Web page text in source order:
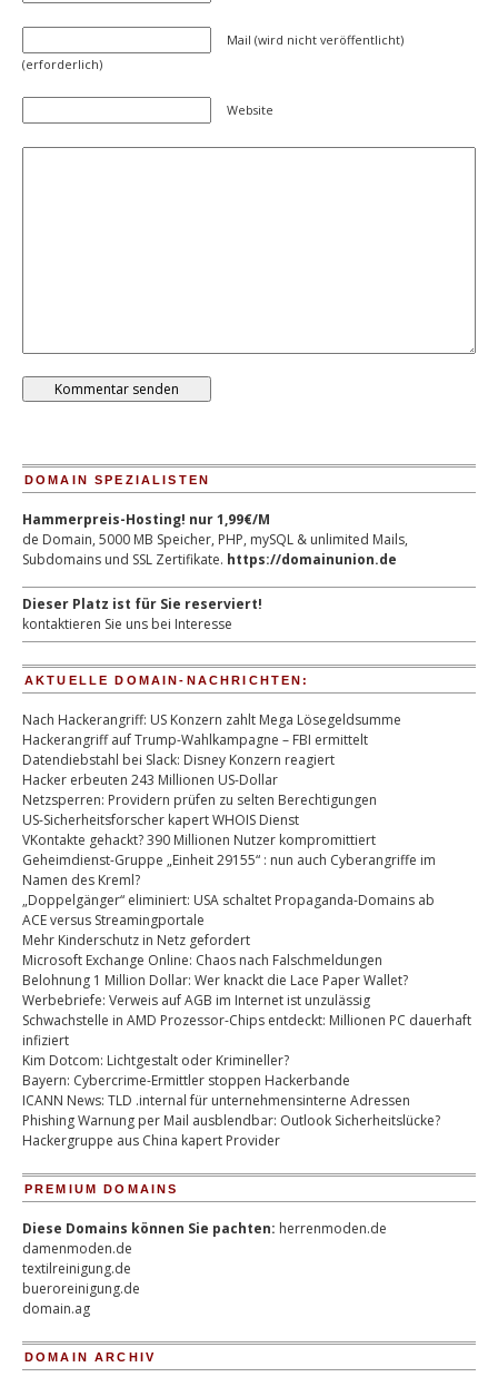
Mail (wird nicht veröffentlicht)
(erforderlich)
Website
DOMAIN SPEZIALISTEN
Hammerpreis-Hosting! nur 1,99€/M
de Domain, 5000 MB Speicher, PHP, mySQL & unlimited Mails,
Subdomains und SSL Zertifikate. https://domainunion.de
Dieser Platz ist für Sie reserviert!
kontaktieren Sie uns bei Interesse
AKTUELLE DOMAIN-NACHRICHTEN:
Nach Hackerangriff: US Konzern zahlt Mega Lösegeldsumme
Hackerangriff auf Trump-Wahlkampagne – FBI ermittelt
Datendiebstahl bei Slack: Disney Konzern reagiert
Hacker erbeuten 243 Millionen US-Dollar
Netzsperren: Providern prüfen zu selten Berechtigungen
US-Sicherheitsforscher kapert WHOIS Dienst
VKontakte gehackt? 390 Millionen Nutzer kompromittiert
Geheimdienst-Gruppe „Einheit 29155“ : nun auch Cyberangriffe im
Namen des Kreml?
„Doppelgänger“ eliminiert: USA schaltet Propaganda-Domains ab
ACE versus Streamingportale
Mehr Kinderschutz in Netz gefordert
Microsoft Exchange Online: Chaos nach Falschmeldungen
Belohnung 1 Million Dollar: Wer knackt die Lace Paper Wallet?
Werbebriefe: Verweis auf AGB im Internet ist unzulässig
Schwachstelle in AMD Prozessor-Chips entdeckt: Millionen PC dauerhaft
infiziert
Kim Dotcom: Lichtgestalt oder Krimineller?
Bayern: Cybercrime-Ermittler stoppen Hackerbande
ICANN News: TLD .internal für unternehmensinterne Adressen
Phishing Warnung per Mail ausblendbar: Outlook Sicherheitslücke?
Hackergruppe aus China kapert Provider
PREMIUM DOMAINS
Diese Domains können Sie pachten: herrenmoden.de
damenmoden.de
textilreinigung.de
bueroreinigung.de
domain.ag
DOMAIN ARCHIV